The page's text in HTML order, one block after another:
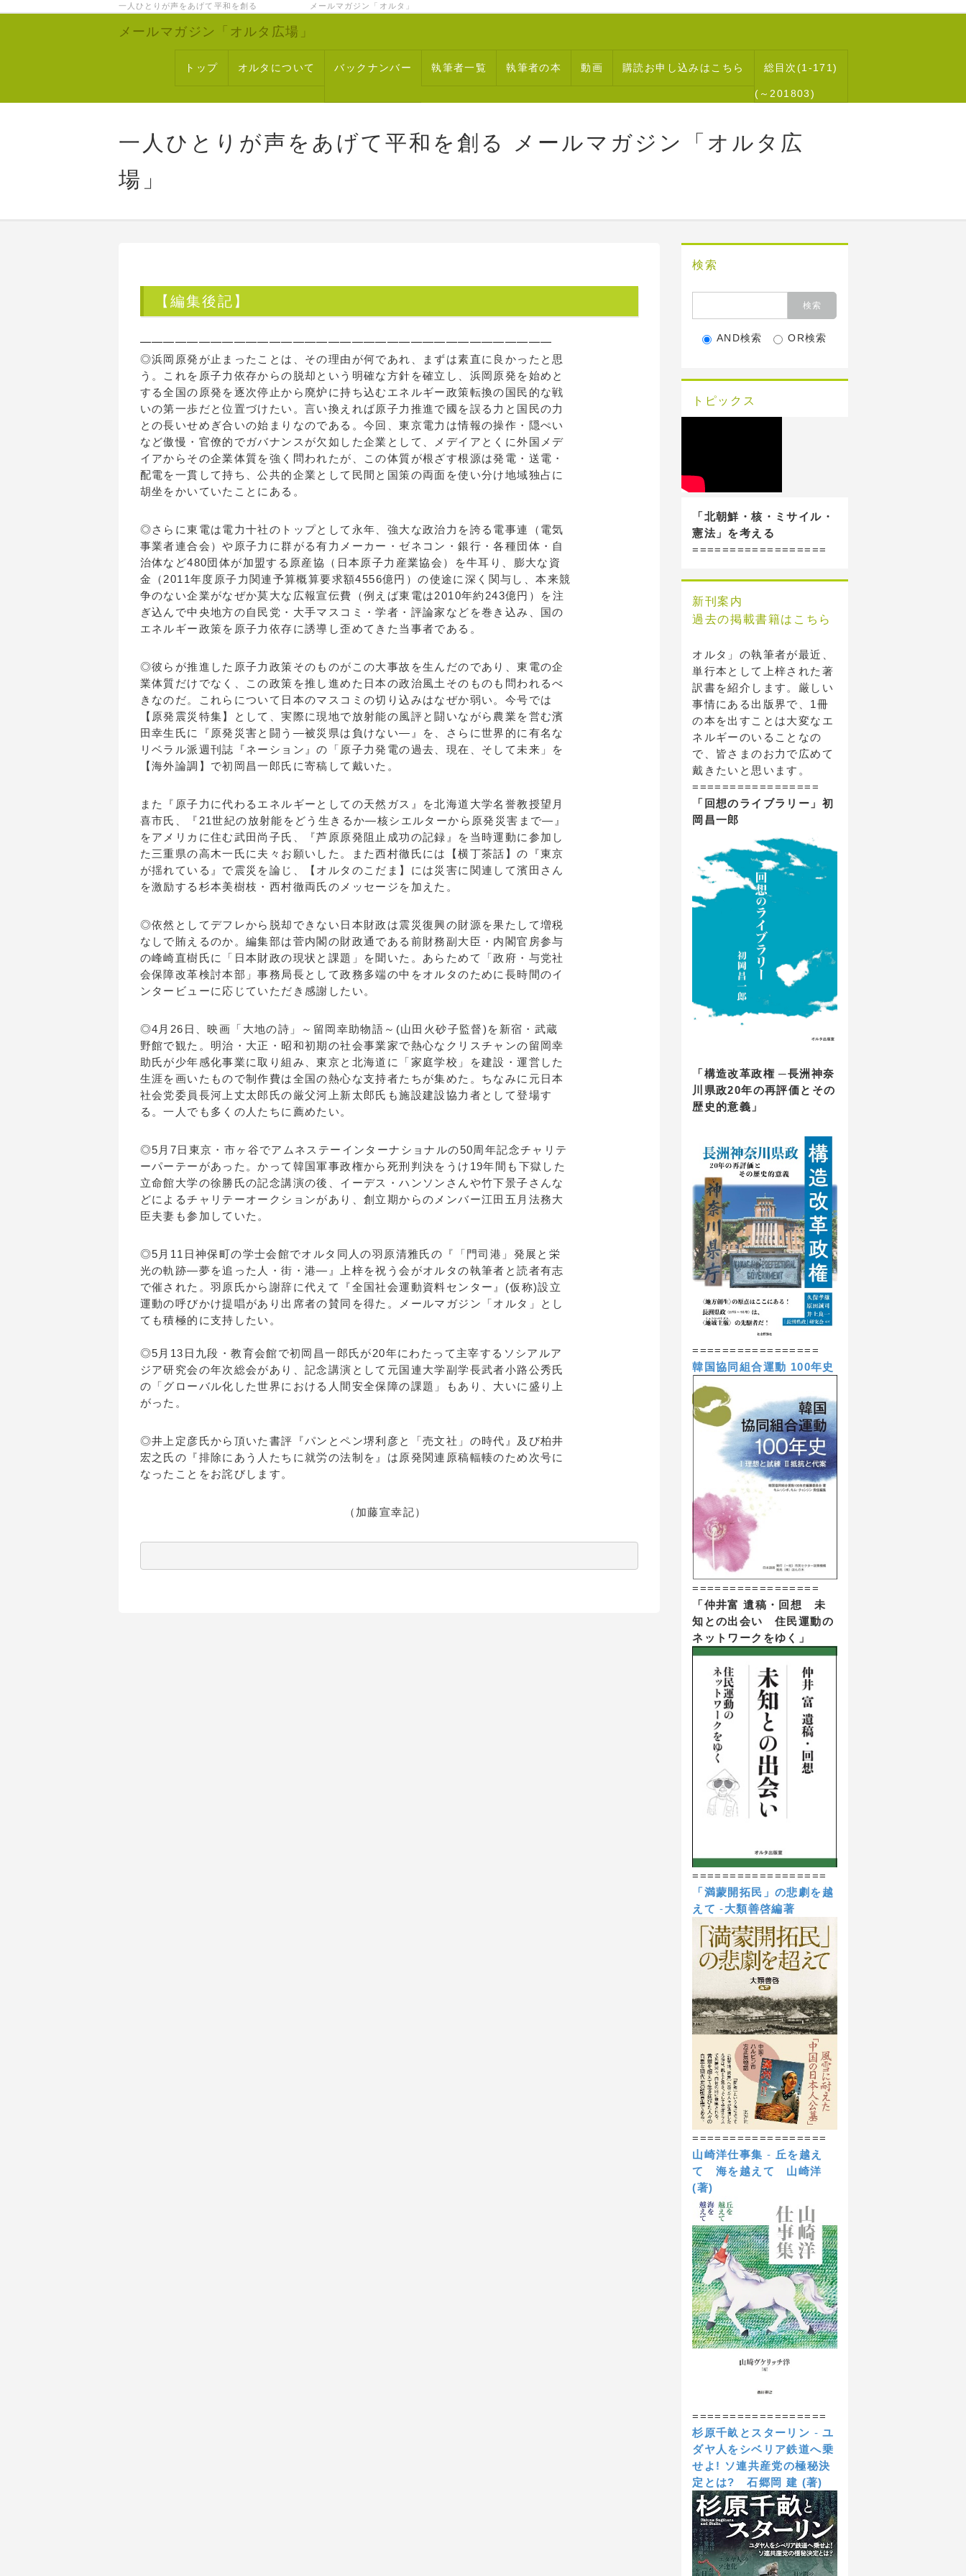
一人ひとりが声をあげて平和を創る メールマガジン「オルタ」
メールマガジン「オルタ広場」
トップ オルタについて バックナンバー 執筆者一覧 執筆者の本 動画 購読お申し込みはこちら 総目次(1-171)
(～201803)
一人ひとりが声をあげて平和を創る メールマガジン「オルタ広
場」
【編集後記】
━━━━━━━━━━━━━━━━━━━━━━━━━━━━━━━━━━━
◎浜岡原発が止まったことは、その理由が何であれ、まずは素直に良かったと思
う。これを原子力依存からの脱却という明確な方針を確立し、浜岡原発を始めと
する全国の原発を逐次停止から廃炉に持ち込むエネルギー政策転換の国民的な戦
いの第一歩だと位置づけたい。言い換えれば原子力推進で國を誤る力と国民の力
との長いせめぎ合いの始まりなのである。今回、東京電力は情報の操作・隠ぺい
など傲慢・官僚的でガバナンスが欠如した企業として、メデイアとくに外国メデ
イアからその企業体質を強く問われたが、この体質が根ざす根源は発電・送電・
配電を一貫して持ち、公共的企業として民間と国策の両面を使い分け地域独占に
胡坐をかいていたことにある。
◎さらに東電は電力十社のトップとして永年、強大な政治力を誇る電事連（電気
事業者連合会）や原子力に群がる有力メーカー・ゼネコン・銀行・各種団体・自
治体など480団体が加盟する原産協（日本原子力産業協会）を牛耳り、膨大な資
金（2011年度原子力関連予算概算要求額4556億円）の使途に深く関与し、本来競
争のない企業がなぜか莫大な広報宣伝費（例えば東電は2010年約243億円）を注
ぎ込んで中央地方の自民党・大手マスコミ・学者・評論家などを巻き込み、国の
エネルギー政策を原子力依存に誘導し歪めてきた当事者である。
◎彼らが推進した原子力政策そのものがこの大事故を生んだのであり、東電の企
業体質だけでなく、この政策を推し進めた日本の政治風土そのものも問われるべ
きなのだ。これらについて日本のマスコミの切り込みはなぜか弱い。今号では
【原発震災特集】として、実際に現地で放射能の風評と闘いながら農業を営む濱
田幸生氏に『原発災害と闘う―被災県は負けない―』を、さらに世界的に有名な
リベラル派週刊誌『ネーション』の「原子力発電の過去、現在、そして未来」を
【海外論調】で初岡昌一郎氏に寄稿して戴いた。
また『原子力に代わるエネルギーとしての天然ガス』を北海道大学名誉教授望月
喜市氏、『21世紀の放射能をどう生きるか―核シエルターから原発災害まで―』
をアメリカに住む武田尚子氏、『芦原原発阻止成功の記録』を当時運動に参加し
た三重県の高木一氏に夫々お願いした。また西村徹氏には【横丁茶話】の『東京
が揺れている』で震災を論じ、【オルタのこだま】には災害に関連して濱田さん
を激励する杉本美樹枝・西村徹両氏のメッセージを加えた。
◎依然としてデフレから脱却できない日本財政は震災復興の財源を果たして増税
なしで賄えるのか。編集部は菅内閣の財政通である前財務副大臣・内閣官房参与
の峰崎直樹氏に「日本財政の現状と課題」を聞いた。あらためて「政府・与党社
会保障改革検討本部」事務局長として政務多端の中をオルタのために長時間のイ
ンタービューに応じていただき感謝したい。
◎4月26日、映画「大地の詩」～留岡幸助物語～(山田火砂子監督)を新宿・武蔵
野館で観た。明治・大正・昭和初期の社会事業家で熱心なクリスチャンの留岡幸
助氏が少年感化事業に取り組み、東京と北海道に「家庭学校」を建設・運営した
生涯を画いたもので制作費は全国の熱心な支持者たちが集めた。ちなみに元日本
社会党委員長河上丈太郎氏の厳父河上新太郎氏も施設建設協力者として登場す
る。一人でも多くの人たちに薦めたい。
◎5月7日東京・市ヶ谷でアムネステーインターナショナルの50周年記念チャリテ
ーパーテーがあった。かって韓国軍事政権から死刑判決をうけ19年間も下獄した
立命館大学の徐勝氏の記念講演の後、イーデス・ハンソンさんや竹下景子さんな
どによるチャリテーオークションがあり、創立期からのメンバー江田五月法務大
臣夫妻も参加していた。
◎5月11日神保町の学士会館でオルタ同人の羽原清雅氏の『「門司港」発展と栄
光の軌跡―夢を追った人・街・港―』上梓を祝う会がオルタの執筆者と読者有志
で催された。羽原氏から謝辞に代えて『全国社会運動資料センター』(仮称)設立
運動の呼びかけ提唱があり出席者の賛同を得た。メールマガジン「オルタ」とし
ても積極的に支持したい。
◎5月13日九段・教育会館で初岡昌一郎氏が20年にわたって主宰するソシアルア
ジア研究会の年次総会があり、記念講演として元国連大学副学長武者小路公秀氏
の「グローバル化した世界における人間安全保障の課題」もあり、大いに盛り上
がった。
◎井上定彦氏から頂いた書評『パンとペン堺利彦と「売文社」の時代』及び柏井
宏之氏の『排除にあう人たちに就労の法制を』は原発関連原稿輻輳のため次号に
なったことをお詫びします。
（加藤宣幸記）
検索
AND検索 OR検索
トピックス
「北朝鮮・核・ミサイル・
憲法」を考える
==================
新刊案内
過去の掲載書籍はこちら
オルタ」の執筆者が最近、
単行本として上梓された著
訳書を紹介します。厳しい
事情にある出版界で、1冊
の本を出すことは大変なエ
ネルギーのいることなの
で、皆さまのお力で広めて
戴きたいと思います。
=================
「回想のライブラリー」初
岡昌一郎
「構造改革政権 ─長洲神奈
川県政20年の再評価とその
歴史的意義」
=================
韓国協同組合運動 100年史
=================
「仲井富 遺稿・回想 未
知との出会い 住民運動の
ネットワークをゆく」
==================
「満蒙開拓民」の悲劇を越
えて -大類善啓編著
==================
山崎洋仕事集 - 丘を越え
て 海を越えて
山崎洋
(著)
==================
杉原千畝とスターリン -ユ
ダヤ人をシベリア鉄道へ乗
せよ! ソ連共産党の極秘決
定とは?
石郷岡 建 (著)